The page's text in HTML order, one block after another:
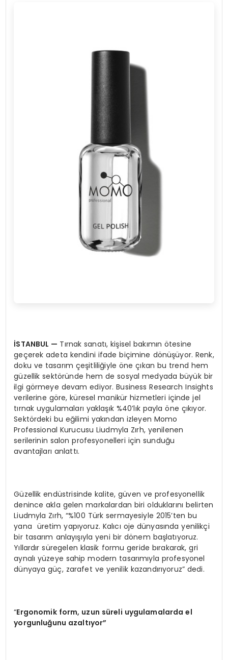
İSTANBUL — Tırnak sanatı, kişisel bakımın ötesine
geçerek adeta kendini ifade biçimine dönüşüyor. Renk,
doku ve tasarım çeşitliliğiyle öne çıkan bu trend hem
güzellik sektöründe hem de sosyal medyada büyük bir
ilgi görmeye devam ediyor. Business Research Insights
verilerine göre, küresel manikür hizmetleri içinde jel
tırnak uygulamaları yaklaşık %40’lık payla öne çıkıyor.
Sektördeki bu eğilimi yakından izleyen Momo
Professional Kurucusu Liudmyla Zırh, yenilenen
serilerinin salon profesyonelleri için sunduğu
avantajları anlattı.
Güzellik endüstrisinde kalite, güven ve profesyonellik
denince akla gelen markalardan biri olduklarını belirten
Liudmyla Zırh, “%100 Türk sermayesiyle 2015’ten bu
yana üretim yapıyoruz. Kalıcı oje dünyasında yenilikçi
bir tasarım anlayışıyla yeni bir dönem başlatıyoruz.
Yıllardır süregelen klasik formu geride bırakarak, gri
aynalı yüzeye sahip modern tasarımıyla profesyonel
dünyaya güç, zarafet ve yenilik kazandırıyoruz” dedi.
“Ergonomik form, uzun süreli uygulamalarda el
yorgunluğunu azaltıyor”